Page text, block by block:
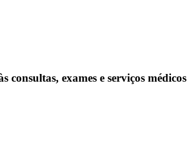
consultas, exames e serviços médicos